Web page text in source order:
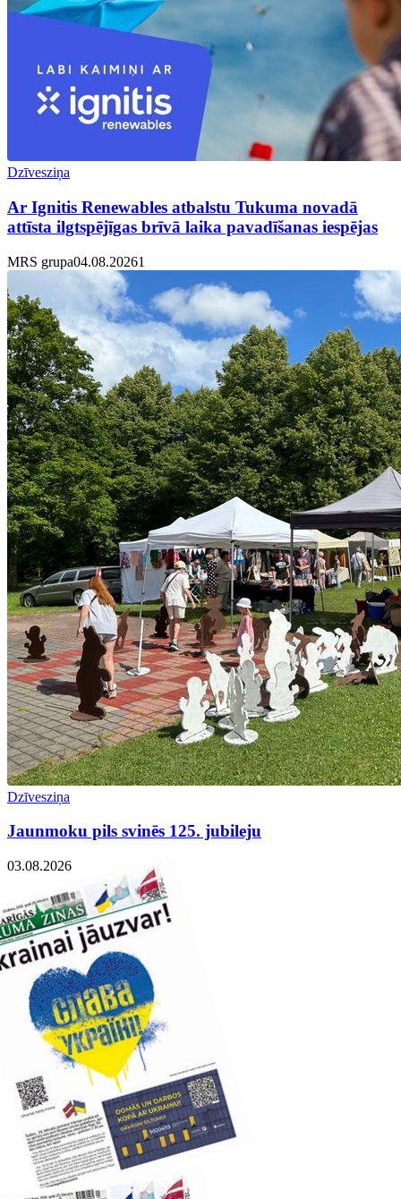
Dzīvesziņa
Ar Ignitis Renewables atbalstu Tukuma novadā
attīsta ilgtspējīgas brīvā laika pavadīšanas iespējas
MRS grupa04.08.20261
Dzīvesziņa
Jaunmoku pils svinēs 125. jubileju
03.08.2026